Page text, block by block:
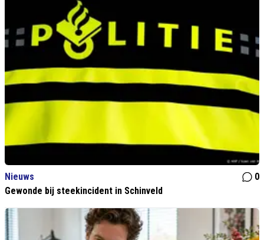
Nieuws
0
Gewonde bij steekincident in Schinveld